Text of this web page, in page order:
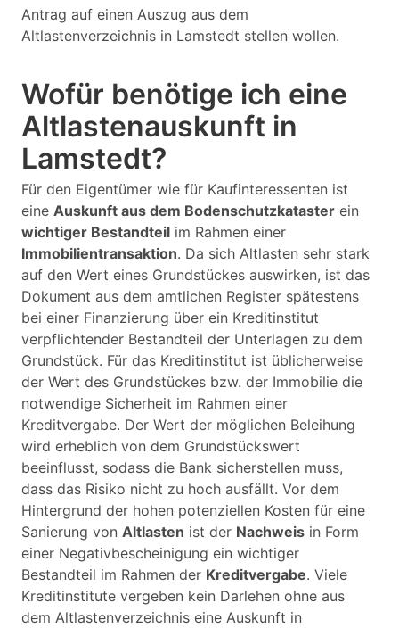
Antrag auf einen Auszug aus dem
Altlastenverzeichnis in Lamstedt stellen wollen.
Wofür benötige ich eine
Altlastenauskunft in
Lamstedt?
Für den Eigentümer wie für Kaufinteressenten ist
eine Auskunft aus dem Bodenschutzkataster ein
wichtiger Bestandteil im Rahmen einer
Immobilientransaktion. Da sich Altlasten sehr stark
auf den Wert eines Grundstückes auswirken, ist das
Dokument aus dem amtlichen Register spätestens
bei einer Finanzierung über ein Kreditinstitut
verpflichtender Bestandteil der Unterlagen zu dem
Grundstück. Für das Kreditinstitut ist üblicherweise
der Wert des Grundstückes bzw. der Immobilie die
notwendige Sicherheit im Rahmen einer
Kreditvergabe. Der Wert der möglichen Beleihung
wird erheblich von dem Grundstückswert
beeinflusst, sodass die Bank sicherstellen muss,
dass das Risiko nicht zu hoch ausfällt. Vor dem
Hintergrund der hohen potenziellen Kosten für eine
Sanierung von Altlasten ist der Nachweis in Form
einer Negativbescheinigung ein wichtiger
Bestandteil im Rahmen der Kreditvergabe. Viele
Kreditinstitute vergeben kein Darlehen ohne aus
dem Altlastenverzeichnis eine Auskunft in